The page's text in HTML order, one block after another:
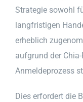
Strategie sowohl
langfristigen
erheblich
aufgrund der
Anmeldeprozess
Dies erfordert die